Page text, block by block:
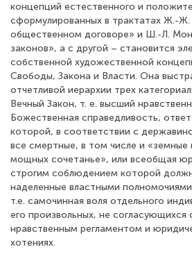
концепций естественного и
сформулированных в трактатах Ж.-
общественном договоре» и Ш.-Л.
законов», а с другой – становится
собственной художественной
Свободы, Закона и Власти. Она
отчетливой иерархии трех
Вечный Закон, т. е. высший
Божественная справедливость,
которой, в соответствии с
все смертные, в том числе и «земные
мощных сочетанье», или всеобщая
строгим соблюдением которой
наделенные властными
т.е. самочинная воля отдельного
его произвольных, не согласующихся
нравственным регламентом и
хотениях.